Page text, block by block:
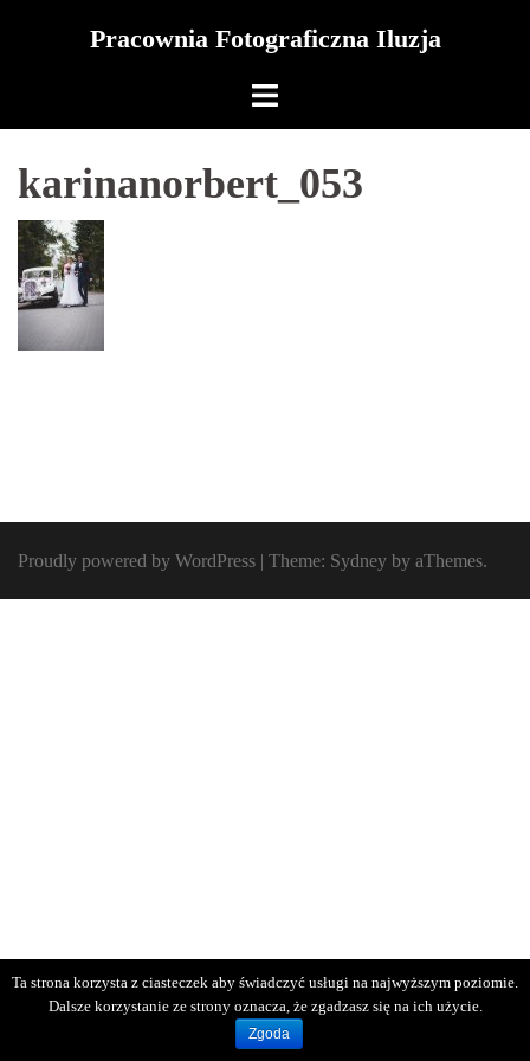
Pracownia Fotograficzna Iluzja
karinanorbert_053
Proudly powered by WordPress | Theme: Sydney by aThemes.
Ta strona korzysta z ciasteczek aby świadczyć usługi na najwyższym poziomie.
Dalsze korzystanie ze strony oznacza, że zgadzasz się na ich użycie.
Zgoda